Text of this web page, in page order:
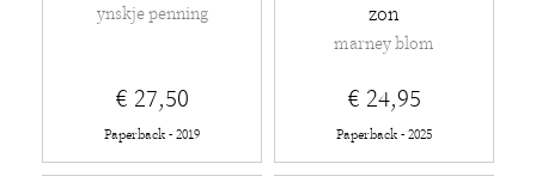
ynskje penning
€ 27,50
Paperback - 2019
zon
marney blom
€ 24,95
Paperback - 2025